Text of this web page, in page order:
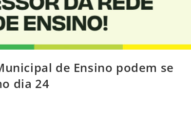
de Ensino podem se
dia 24